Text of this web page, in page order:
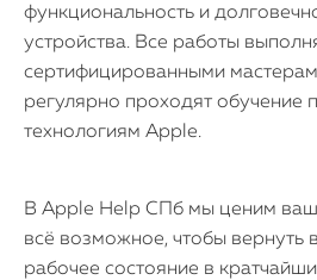
Контакты
Статьи
функциональность и
устройства. Все работы
сертифицированными
регулярно проходят обучение
технологиям Apple.
В Apple Help СПб мы ценим
всё возможное, чтобы вернуть
рабочее состояние в